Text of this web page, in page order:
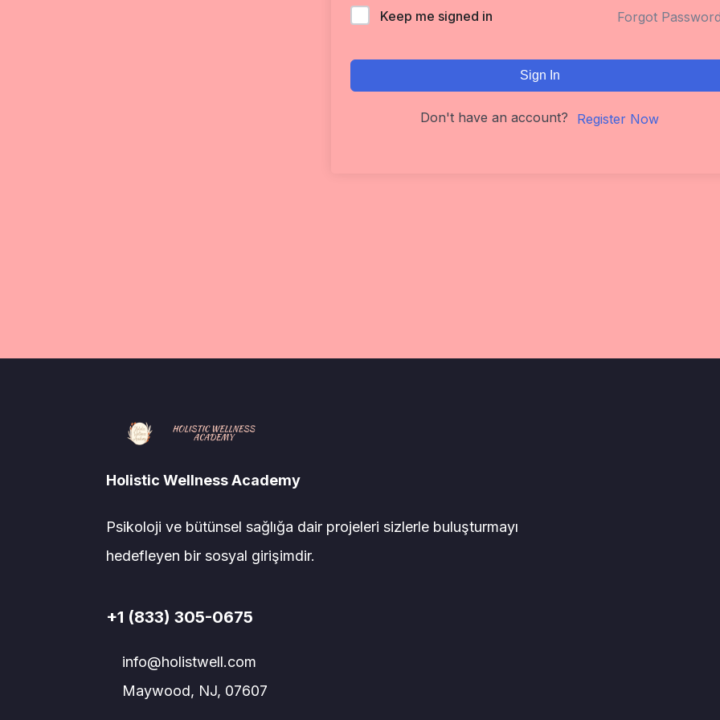
Keep me signed in Forgot
Sign In
Don't have an account? Register Now
Holistic Wellness Academy
Psikoloji ve bütünsel sağlığa dair projeleri sizlerle buluşturmayı
hedefleyen bir sosyal girişimdir.
+1 (833) 305-0675
info@holistwell.com
Maywood, NJ, 07607